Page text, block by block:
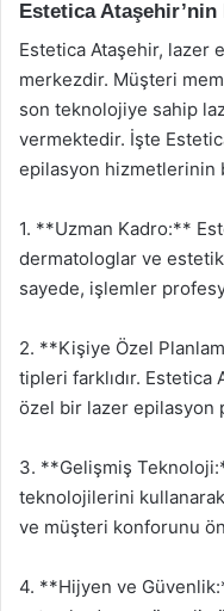
Estetica
Estetica Ataşehir, lazer
merkezdir. Müşteri
son teknolojiye sahip
vermektedir. İşte
epilasyon hizmetlerinin
1. **Uzman Kadro:**
dermatologlar ve estetik
sayede, işlemler
2. **Kişiye Özel
tipleri farklıdır.
özel bir lazer epilasyon
3. **Gelişmiş
teknolojilerini
ve müşteri konforunu
4. **Hijyen ve